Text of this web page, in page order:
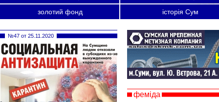
золотий фонд
історія Сум
феміда
№47 от 25.11.2020